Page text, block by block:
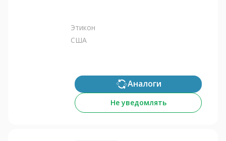
Этикон
США
Аналоги
Не уведомлять